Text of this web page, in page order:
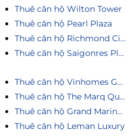
Thuê căn hộ Wilton Tower
Thuê căn hộ Pearl Plaza
Thuê căn hộ Richmond City
Thuê căn hộ Saigonres Plaza
Thuê căn hộ Vinhomes Golden River
Thuê căn hộ The Marq Quận 1
Thuê căn hộ Grand Marina Saigon
Thuê căn hộ Leman Luxury